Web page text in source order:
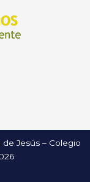
Jesús – Colegio